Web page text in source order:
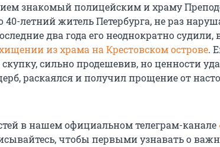
знакомый полицейским и храму
40-летний житель Петербурга, не раз
два года его неоднократно судили,
из храма на Крестовском острове.
скупку, сильно продешевив, но ценности
раскаялся и получил прощение от
в нашем официальном телеграм-канале
чтобы первыми узнавать о